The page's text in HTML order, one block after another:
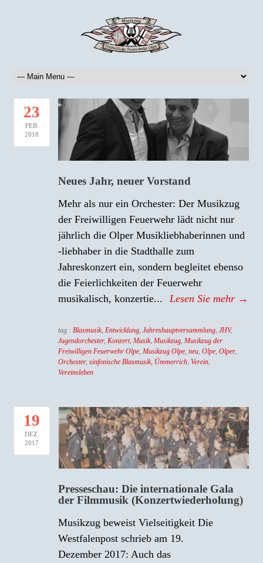
23
FEB.
2018
Neues Jahr, neuer Vorstand
Mehr als nur ein Orchester: Der Musikzug
der Freiwilligen Feuerwehr lädt nicht nur
jährlich die Olper Musikliebhaberinnen und
-liebhaber in die Stadthalle zum
Jahreskonzert ein, sondern begleitet ebenso
die Feierlichkeiten der Feuerwehr
musikalisch, konzertie...
Lesen Sie mehr →
tag : Blasmusik, Entwicklung Jahreshauptversammlung JHV,
Jugendorchester, Konzert, Musik, Musikzug Musikzug der
Freiwilligen Feuerwehr Olpe Musikzug Olpe neu Olpe Olper,
Orchester, sinfonische Blasmusik, Ümmerrich Verein
Vereinsleben
19
DEZ.
2017
Presseschau: Die internationale Gala
der Filmmusik (Konzertwiederholung)
Musikzug beweist Vielseitigkeit Die
Westfalenpost schrieb am 19.
Dezember 2017: Auch das